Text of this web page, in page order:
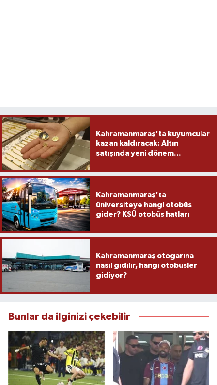
Kahramanmaraş'ta kuyumcular
kazan kaldıracak: Altın
satışında yeni dönem...
Kahramanmaraş'ta
üniversiteye hangi otobüs
gider? KSÜ otobüs hatları
Kahramanmaraş otogarına
nasıl gidilir, hangi otobüsler
gidiyor?
Bunlar da ilginizi çekebilir